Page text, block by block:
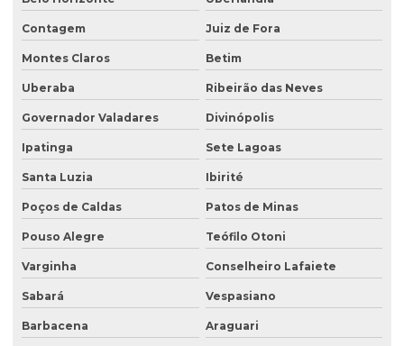
Consultoria de meio ambiente
Desativação de tanque de combustível subterrâneo
Empresa de análise de água
Empresa de análise granulométrica do solo
Empresa de análise de solo
Empresa de análise de solo e sedimento
Empresa coleta de efluentes
Empresa de ensaio percolação do solo
Empresa de ensaio de permeabilidade do solo
Empresa de ensaios de solos
Contagem Juiz de Fora
Montes Claros Betim
Uberaba Ribeirão das Neves
Governador Valadares Divinópolis
Ipatinga Sete Lagoas
Santa Luzia Ibirité
Poços de Caldas Patos de Minas
Pouso Alegre Teófilo Otoni
Varginha Conselheiro Lafaiete
Sabará Vespasiano
Barbacena Araguari